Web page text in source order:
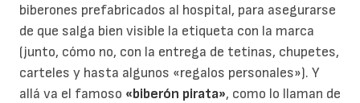
biberones prefabricados al hospital, para asegurarse
de que salga bien visible la etiqueta con la marca
(junto, cómo no, con la entrega de tetinas, chupetes,
carteles y hasta algunos «regalos personales»). Y
allá va el famoso «biberón pirata», como lo llaman de